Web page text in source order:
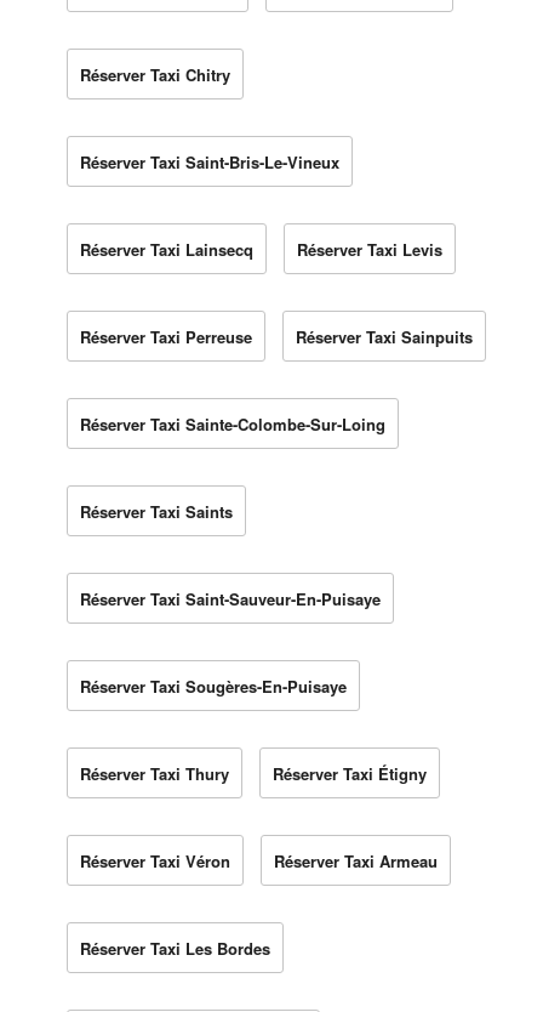
Réserver Taxi Chitry
Réserver Taxi Saint-Bris-Le-Vineux
Réserver Taxi Lainsecq Réserver Taxi Levis
Réserver Taxi Perreuse Réserver Taxi Sainpuits
Réserver Taxi Sainte-Colombe-Sur-Loing
Réserver Taxi Saints
Réserver Taxi Saint-Sauveur-En-Puisaye
Réserver Taxi Sougères-En-Puisaye
Réserver Taxi Thury Réserver Taxi Étigny
Réserver Taxi Véron Réserver Taxi Armeau
Réserver Taxi Les Bordes